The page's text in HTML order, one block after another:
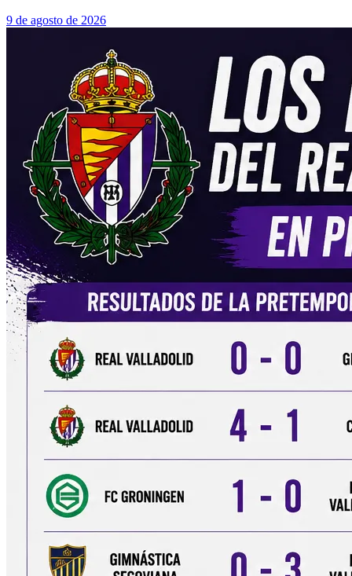
9 de agosto de 2026